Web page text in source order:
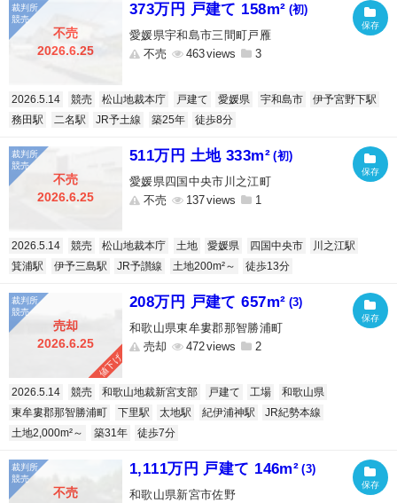
不売
2026.6.25
373万円 戸建て 158m² (初)
愛媛県宇和島市三間町戸雁
不売
463 3
2026.5.14 競売 松山地裁本庁 戸建て 愛媛県 宇和島市
伊予宮野下駅
務田駅
二名駅 JR予土線 築25年 徒歩8分
不売
2026.6.25
511万円 土地 333m² (初)
愛媛県四国中央市川之江町
不売
137 1
2026.5.14 競売 松山地裁本庁 土地 愛媛県 四国中央市
川之江駅
箕浦駅
伊予三島駅 JR予讃線 土地200m²～ 徒歩13分
売却
2026.6.25
値下げ
208万円 戸建て 657m² (3)
和歌山県東牟婁郡那智勝浦町
売却
472 2
2026.5.14 競売 和歌山地裁新宮支部 戸建て 工場
和歌山県
東牟婁郡那智勝浦町
下里駅 太地駅 紀伊浦神駅
JR紀勢本線
土地2,000m²～
築31年 徒歩7分
不売
1,111万円 戸建て 146m² (3)
和歌山県新宮市佐野